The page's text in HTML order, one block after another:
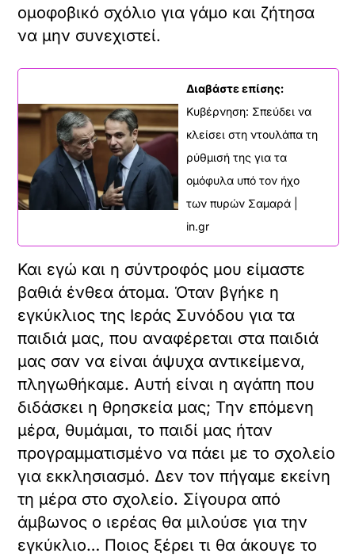
ομοφοβικό σχόλιο για γάμο και ζήτησα
να μην συνεχιστεί.
Διαβάστε επίσης:
Κυβέρνηση: Σπεύδει να
κλείσει στη ντουλάπα τη
ρύθμισή της για τα
ομόφυλα υπό τον ήχο
των πυρών Σαμαρά |
in.gr
Και εγώ και η σύντροφός μου είμαστε
βαθιά ένθεα άτομα. Όταν βγήκε η
εγκύκλιος της Ιεράς Συνόδου για τα
παιδιά μας, που αναφέρεται στα παιδιά
μας σαν να είναι άψυχα αντικείμενα,
πληγωθήκαμε. Αυτή είναι η αγάπη που
διδάσκει η θρησκεία μας; Την επόμενη
μέρα, θυμάμαι, το παιδί μας ήταν
προγραμματισμένο να πάει με το σχολείο
για εκκλησιασμό. Δεν τον πήγαμε εκείνη
τη μέρα στο σχολείο. Σίγουρα από
άμβωνος ο ιερέας θα μιλούσε για την
εγκύκλιο… Ποιος ξέρει τι θα άκουγε το